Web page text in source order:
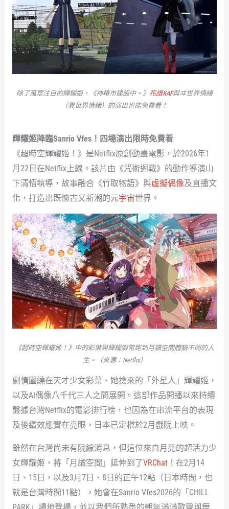
除了萬眾注目的輝耀姬，《神椿市建設中。》 花譜KAF與ヰ世界情緒
（異世界情緒）的演出也能免費看！
輝耀姬降臨Sanrio Vfes！四場演出限時免費看
《超時空輝耀姬！》是Netflix原創動畫電影，於2026年1
月22日在Netflix上線。該片由《咒術迴戰》的動作導演山
下清悟執導，故事融合《竹取物語》與虛擬偶像及直播文
化，打造出既懷古又新潮的元宇宙世界。
《超時空輝耀姬！》中的彩葉與輝耀姬常跑到月讀空間體驗不同的人
生。（來源：Netflix）
劇情圍繞在天才少女彩葉、她撿來的「外星人」輝耀姬，
以及AI偶像八千代三人之間展開。這部作品開播以來持續
盤據台灣Netflix的電影排行榜，也因為在串流平台的表現
及後續效應實在亮眼，日本已定檔於2月戲院上映。
雖然在台灣尚未有院線消息，但這位來自月亮的超活力少
女輝耀姬，將「月讀空間」延伸到了VRChat！在2月14
日、15日，以及3月7日、8日的正午12點（日本時間，也
就是台灣時間11點），她會在Sanrio Vfes2026的「CHILL